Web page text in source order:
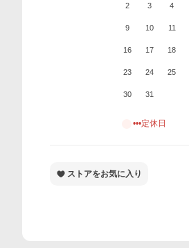
2 3 4
9 10 11
16 17 18
23 24 25
30 31
•••定休日
ストアをお気に入り